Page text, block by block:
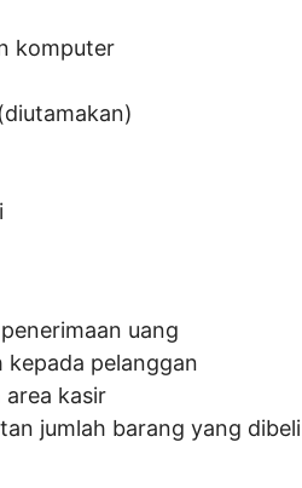
komputer
uang
kepada pelanggan
area kasir
jumlah barang yang dibeli